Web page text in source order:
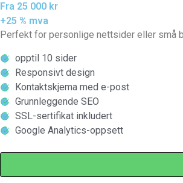
Fra 25 000 kr
+25 % mva
Perfekt for personlige nettsider eller små
opptil 10 sider
Responsivt design
Kontaktskjema med e-post
Grunnleggende SEO
SSL-sertifikat inkludert
Google Analytics-oppsett